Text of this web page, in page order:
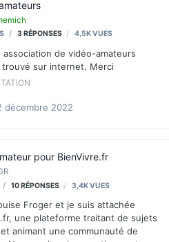
3RÉPONSES 4,5KVUES
dans le Finistère ? Je n'ai rien trouvé sur internet. Merci
décembre 2022
pour BienVivre.fr
10RÉPONSES 3,4KVUES
Froger et je suis attachée
une plateforme traitant de sujets
animant une communauté de